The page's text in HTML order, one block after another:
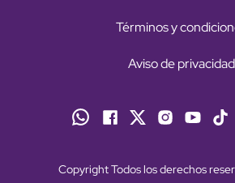
Términos y
Aviso de privacidad
Copyright Todos los derechos